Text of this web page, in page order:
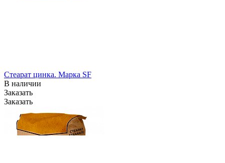
Стеарат цинка. Марка SF
В наличии
Заказать
Заказать